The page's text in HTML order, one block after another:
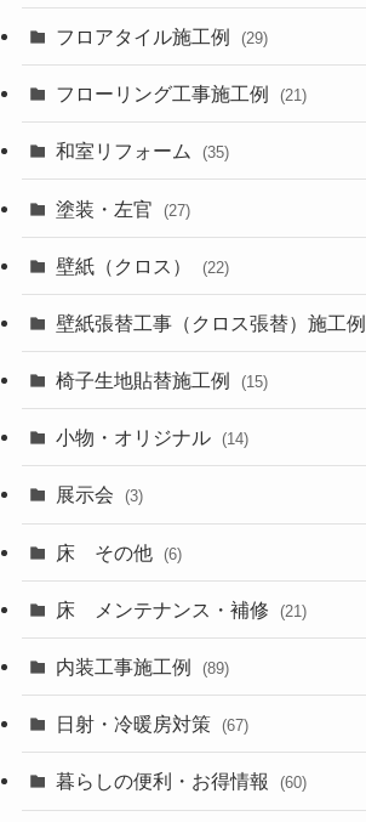
フロアタイル施工例 (29)
フローリング工事施工例 (21)
和室リフォーム (35)
塗装・左官 (27)
壁紙（クロス） (22)
壁紙張替工事（クロス張替）施工例
椅子生地貼替施工例 (15)
小物・オリジナル (14)
展示会 (3)
床 その他 (6)
床 メンテナンス・補修 (21)
内装工事施工例 (89)
日射・冷暖房対策 (67)
暮らしの便利・お得情報 (60)